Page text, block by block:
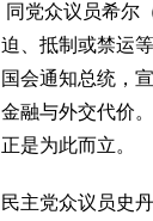
同党众议员希尔
迫、抵制或禁运
国会通知总统，
金融与外交代价
正是为此而立。
民主党众议员史